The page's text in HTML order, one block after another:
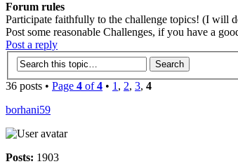
Forum rules
Participate faithfully to the challenge topics! (I will
Post some reasonable Challenges, if you have a
Post a reply
36 posts • Page 4 of4 • 1 , 2, 3, 4
borhani59
Posts: 1903